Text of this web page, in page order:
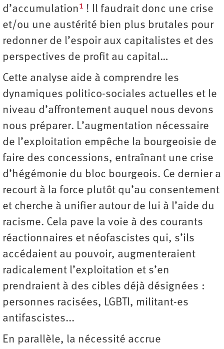
d’accumulation1 ! Il faudrait donc une crise
et/ou une austérité bien plus brutales pour
redonner de l’espoir aux capitalistes et des
perspectives de profit au capital…
Cette analyse aide à comprendre les
dynamiques politico-sociales actuelles et le
niveau d’affrontement auquel nous devons
nous préparer. L’augmentation nécessaire
de l’exploitation empêche la bourgeoisie de
faire des concessions, entraînant une crise
d’hégémonie du bloc bourgeois. Ce dernier a
recourt à la force plutôt qu’au consentement
et cherche à unifier autour de lui à l’aide du
racisme. Cela pave la voie à des courants
réactionnaires et néofascistes qui, s’ils
accédaient au pouvoir, augmenteraient
radicalement l’exploitation et s’en
prendraient à des cibles déjà désignées :
personnes racisées, LGBTI, militant-es
antifascistes...
En parallèle, la nécessité accrue